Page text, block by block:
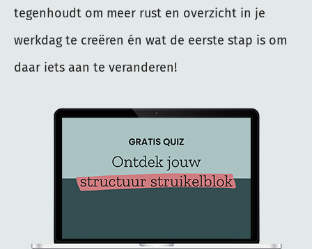
tegenhoudt om meer rust en overzicht in je
werkdag te creëren én wat de eerste stap is om
daar iets aan te veranderen!